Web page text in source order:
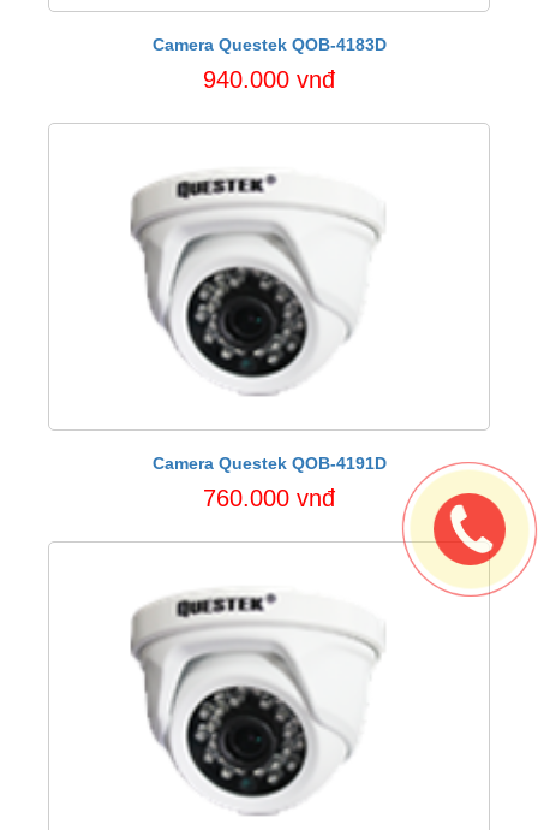
Camera Questek QOB-4183D
940.000 vnđ
Camera Questek QOB-4191D
760.000 vnđ